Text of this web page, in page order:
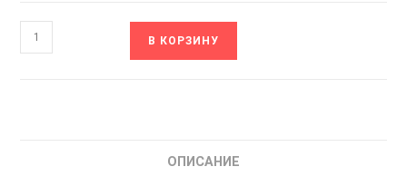
Количество
товара
В КОРЗИНУ
ОПИСАНИЕ